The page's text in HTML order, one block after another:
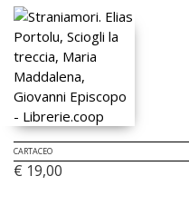
CARTACEO
€ 19,00